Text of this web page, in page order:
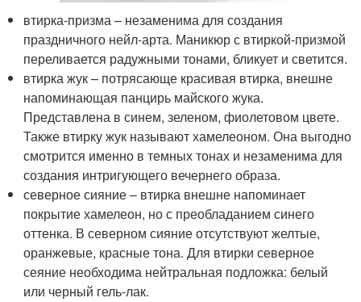
втирка-призма – незаменима для создания
праздничного нейл-арта. Маникюр с втиркой-призмой
переливается радужными тонами, бликует и светится.
втирка жук – потрясающе красивая втирка, внешне
напоминающая панцирь майского жука.
Представлена в синем, зеленом, фиолетовом цвете.
Также втирку жук называют хамелеоном. Она выгодно
смотрится именно в темных тонах и незаменима для
создания интригующего вечернего образа.
северное сияние – втирка внешне напоминает
покрытие хамелеон, но с преобладанием синего
оттенка. В северном сияние отсутствуют желтые,
оранжевые, красные тона. Для втирки северное
сеяние необходима нейтральная подложка: белый
или черный гель-лак.